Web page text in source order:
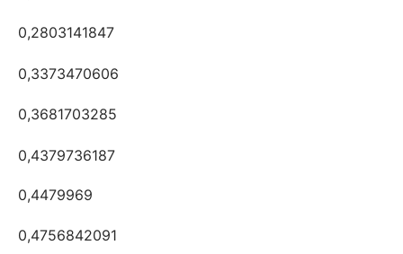
0,2803141847
0,3373470606
0,3681703285
0,4379736187
0,4479969
0,4756842091